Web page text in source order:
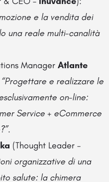
e la vendita dei
una reale multi-canalità
Manager Atlante
“Progettare e realizzare le
on-line:
Service + eCommerce
.
(Thought Leader –
organizzative di una
salute: la chimera